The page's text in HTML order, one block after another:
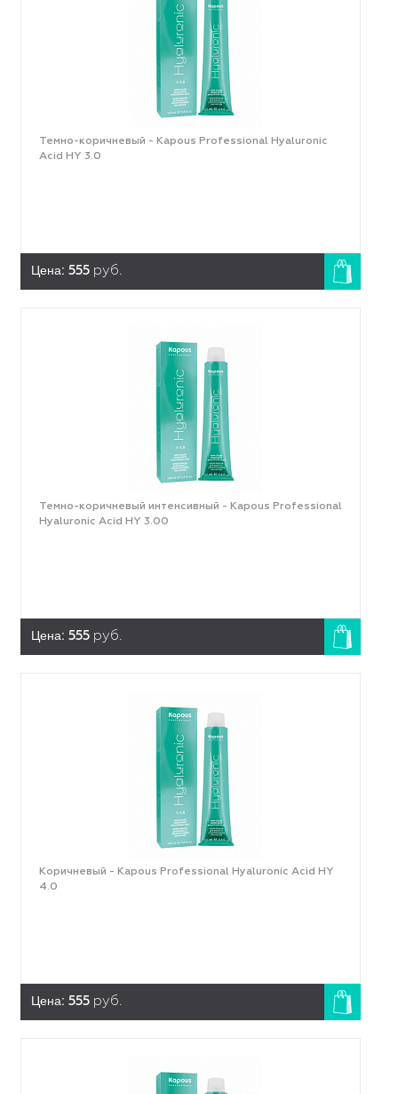
Темно-коричневый - Kapous Professional Hyaluronic
Acid HY 3.0
Цена: 555 руб.
Темно-коричневый интенсивный - Kapous Professional
Hyaluronic Acid HY 3.00
Цена: 555 руб.
Коричневый - Kapous Professional Hyaluronic Acid HY
4.0
Цена: 555 руб.